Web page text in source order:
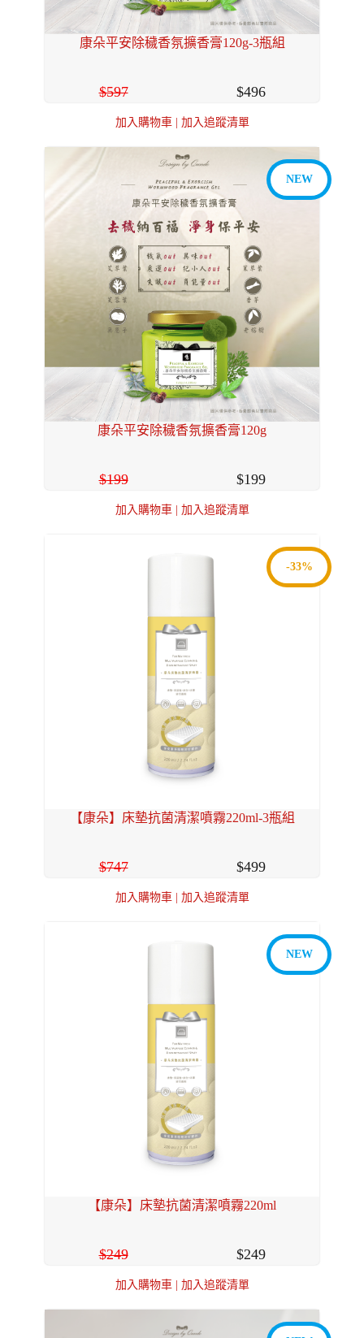
康朵平安除穢香氛擴香膏120g-3瓶組
597 496
加入購物車 | 加入追蹤清單
NEW
康朵平安除穢香氛擴香膏120g
199 199
加入購物車 | 加入追蹤清單
-33%
【康朵】床墊抗菌清潔噴霧220ml-3瓶組
747 499
加入購物車 | 加入追蹤清單
NEW
【康朵】床墊抗菌清潔噴霧220ml
249 249
加入購物車 | 加入追蹤清單